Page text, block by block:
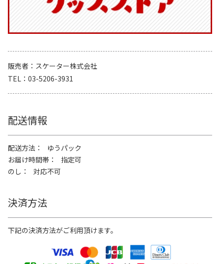
販売者
スケーター株式会社
TEL
03-5206-3931
配送情報
配送方法
ゆうパック
お届け時間帯
指定可
のし
対応不可
決済方法
下記の決済方法がご利用頂けます。